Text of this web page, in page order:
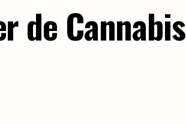
de Cannabis